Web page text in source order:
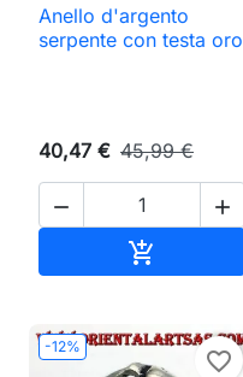
Anello d'argento
serpente con testa oro
40,47 € 45,99 €
 

-12%
favorite_border